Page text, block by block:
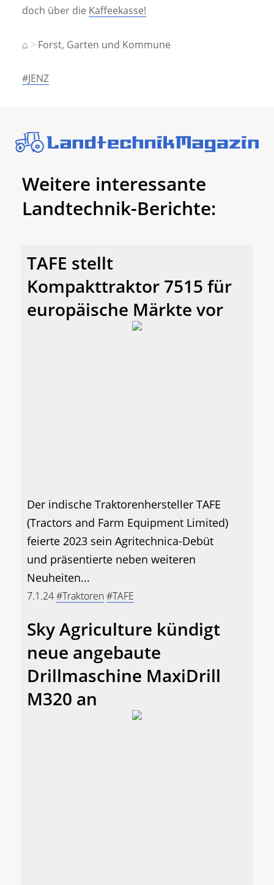
doch über die Kaffeekasse!
⌂ Forst, Garten und Kommune
#JENZ
Weitere interessante
Landtechnik-Berichte:
TAFE stellt
Kompakttraktor 7515 für
europäische Märkte vor
Der indische Traktorenhersteller TAFE
(Tractors and Farm Equipment Limited)
feierte 2023 sein Agritechnica-Debüt
und präsentierte neben weiteren
Neuheiten...
7.1.24#Traktoren#TAFE
Sky Agriculture kündigt
neue angebaute
Drillmaschine MaxiDrill
M320 an